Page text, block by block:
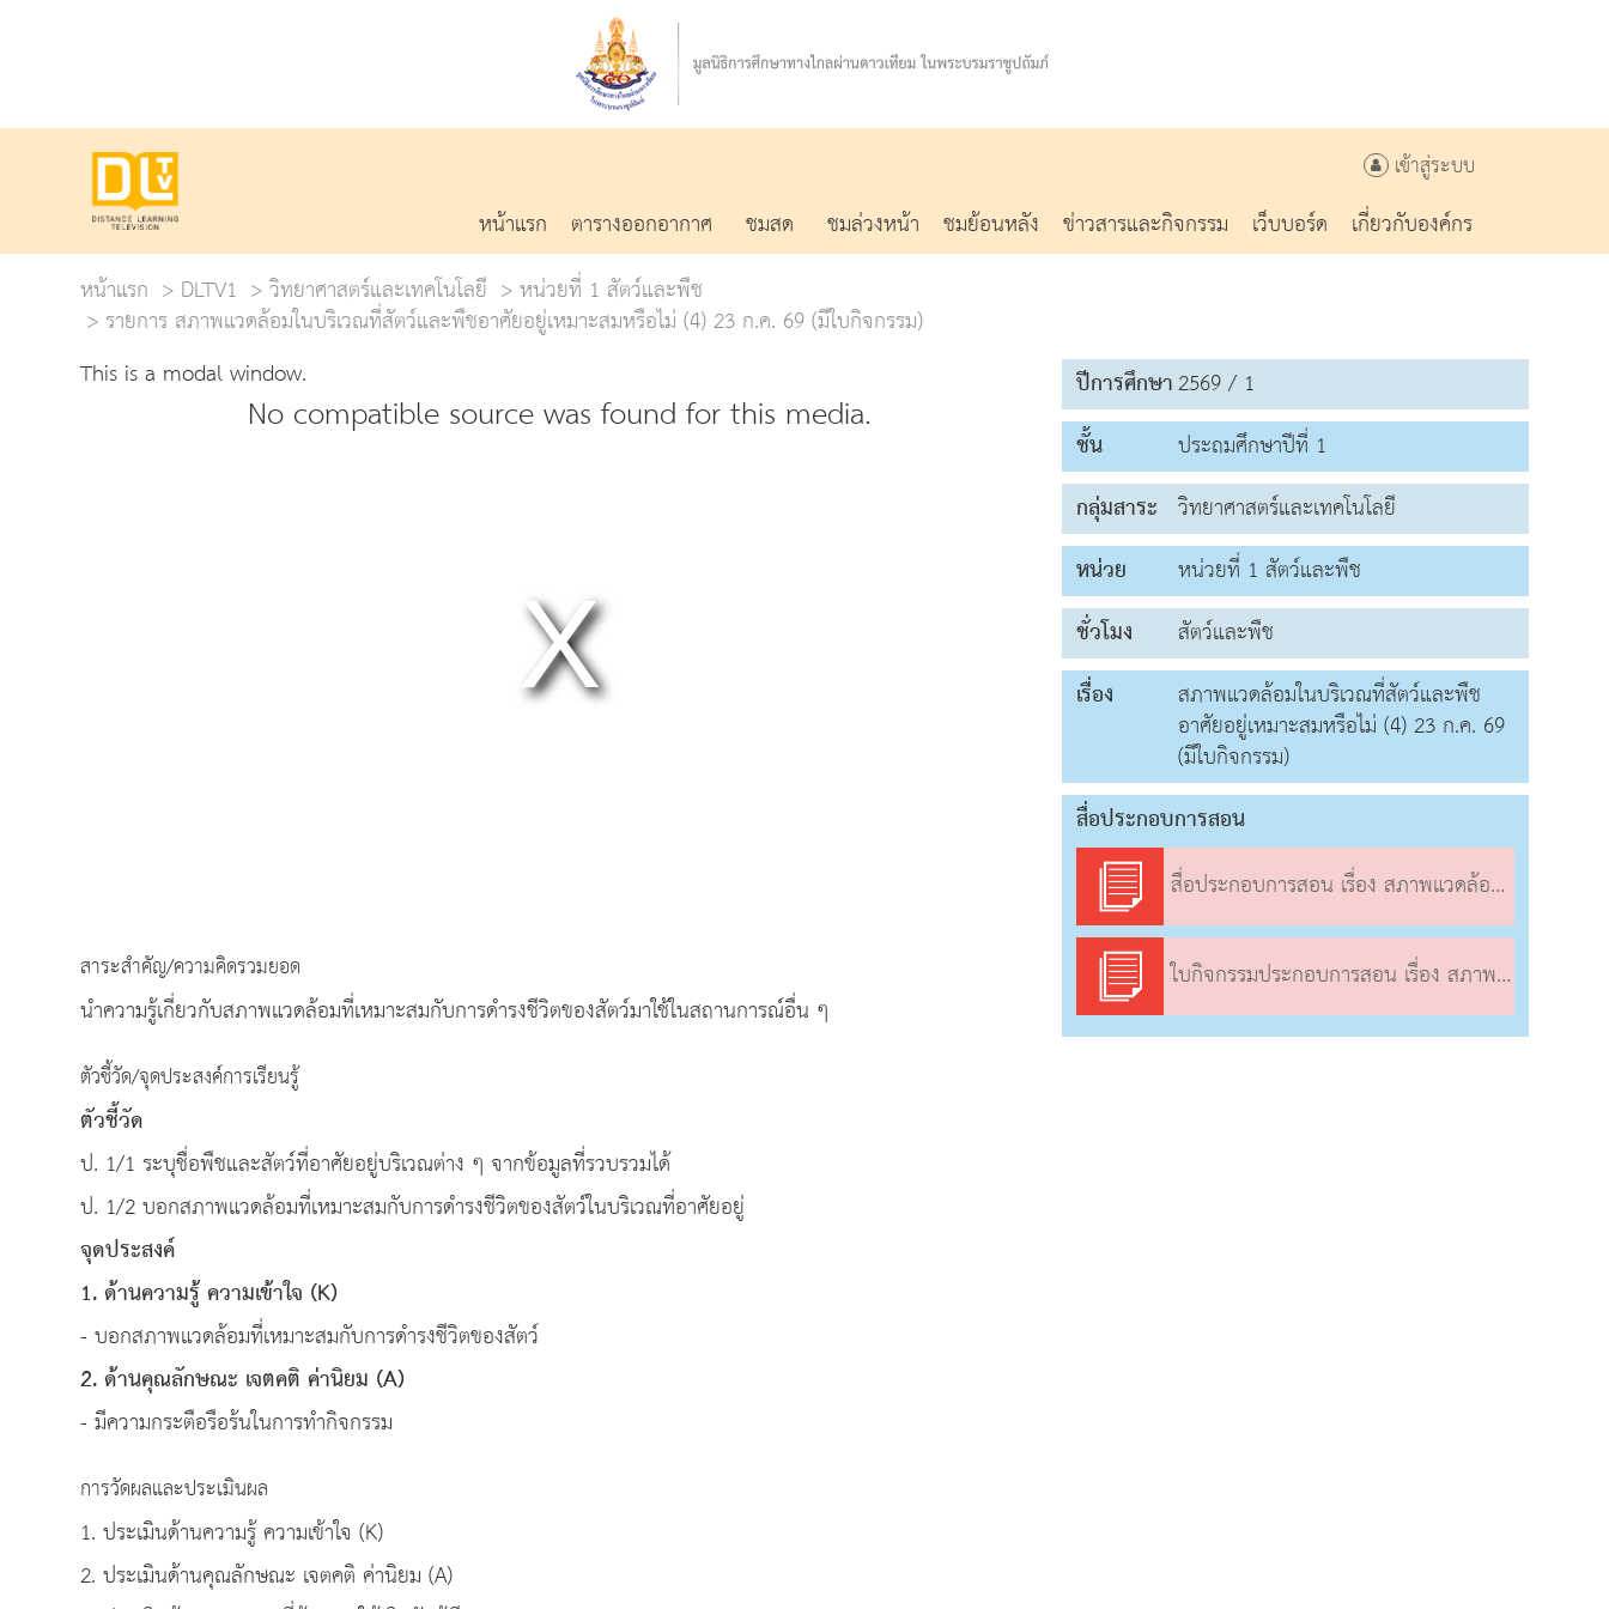
เข้าสู่ระบบ
หน้าแรก ตารางออกอากาศ ชมสด ชมล่วงหน้า ชมย้อนหลัง ข่าวสารและกิจกรรม เว็บบอร์ด
เกี่ยวกับองค์กร
หน้าแรก
DLTV1 วิทยาศาสตร์และเทคโนโลยี หน่วยที่ 1 สัตว์และพืช
รายการ สภาพแวดล้อมในบริเวณที่สัตว์และพืชอาศัยอยู่เหมาะสมหรือไม่ (4) 23 ก.ค. 69 (มีใบกิจกรรม)
This is a modal window.
No compatible source was found for this media.
สาระสำคัญ/ความคิดรวมยอด
นำความรู้เกี่ยวกับสภาพแวดล้อมที่เหมาะสมกับการดำรงชีวิตของสัตว์มาใช้ในสถานการณ์อื่น ๆ
ตัวชี้วัด/จุดประสงค์การเรียนรู้
ตัวชี้วัด
ป. 1/1 ระบุชื่อพืชและสัตว์ที่อาศัยอยู่บริเวณต่าง ๆ จากข้อมูลที่รวบรวมได้
ป. 1/2 บอกสภาพแวดล้อมที่เหมาะสมกับการดำรงชีวิตของสัตว์ในบริเวณที่อาศัยอยู่
จุดประสงค์
1. ด้านความรู้ ความเข้าใจ (K)
- บอกสภาพแวดล้อมที่เหมาะสมกับการดำรงชีวิตของสัตว์
2. ด้านคุณลักษณะ เจตคติ ค่านิยม (A)
- มีความกระตือรือร้นในการทำกิจกรรม
การวัดผลและประเมินผล
1. ประเมินด้านความรู้ ความเข้าใจ (K)
2. ประเมินด้านคุณลักษณะ เจตคติ ค่านิยม (A)
ปีการศึกษา2569 / 1
ชั้น
ประถมศึกษาปีที่ 1
กลุ่มสาระ วิทยาศาสตร์และเทคโนโลยี
หน่วย
หน่วยที่ 1 สัตว์และพืช
ชั่วโมง
สัตว์และพืช
เรื่อง
สภาพแวดล้อมในบริเวณที่สัตว์และพืช
อาศัยอยู่เหมาะสมหรือไม่ (4) 23 ก.ค. 69
(มีใบกิจกรรม)
สื่อประกอบการสอน
สื่อประกอบการสอน เรื่อง สภาพแวดล้อมในบริเวณที่สัตว์และพืชอาศัยอยู่เหมาะสมหรือไม่ (4)
ใบกิจกรรมประกอบการสอน เรื่อง สภาพแวดล้อมในบริเวณที่สัตว์และพืชอาศัยอยู่เหมาะสมหรือไม่ (4)